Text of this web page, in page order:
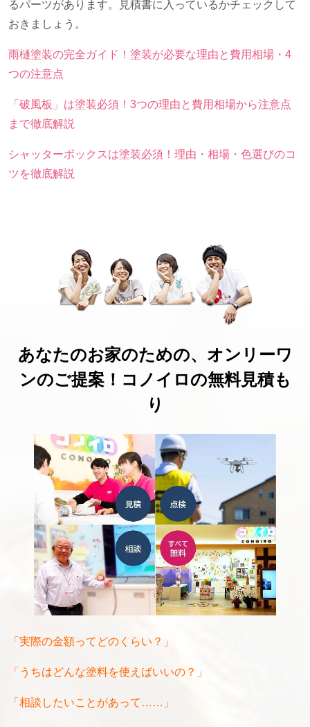
るパーツがあります。見積書に入っているかチェックして
おきましょう。
雨樋塗装の完全ガイド！塗装が必要な理由と費用相場・4
つの注意点
「破風板」は塗装必須！3つの理由と費用相場から注意点
まで徹底解説
シャッターボックスは塗装必須！理由・相場・色選びのコ
ツを徹底解説
あなたのお家のための、オンリーワ
ンのご提案！コノイロの無料見積も
り
「実際の金額ってどのくらい？」
「うちはどんな塗料を使えばいいの？」
「相談したいことがあって……」